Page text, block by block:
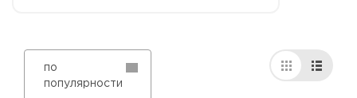
по
популярности